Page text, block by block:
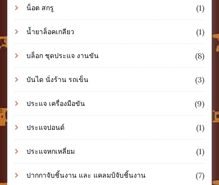
น็อต สกรู (1)
น้ำยาล็อคเกลียว (1)
บล็อก ชุดประแจ งานขัน (8)
บันได นั่งร้าน รถเข็น (3)
ประแจ เครื่องมือขัน (9)
ประแจปอนด์ (1)
ประแจหกเหลี่ยม (1)
ปากกาจับชิ้นงาน และ แคลมป์จับชิ้นงาน (7)